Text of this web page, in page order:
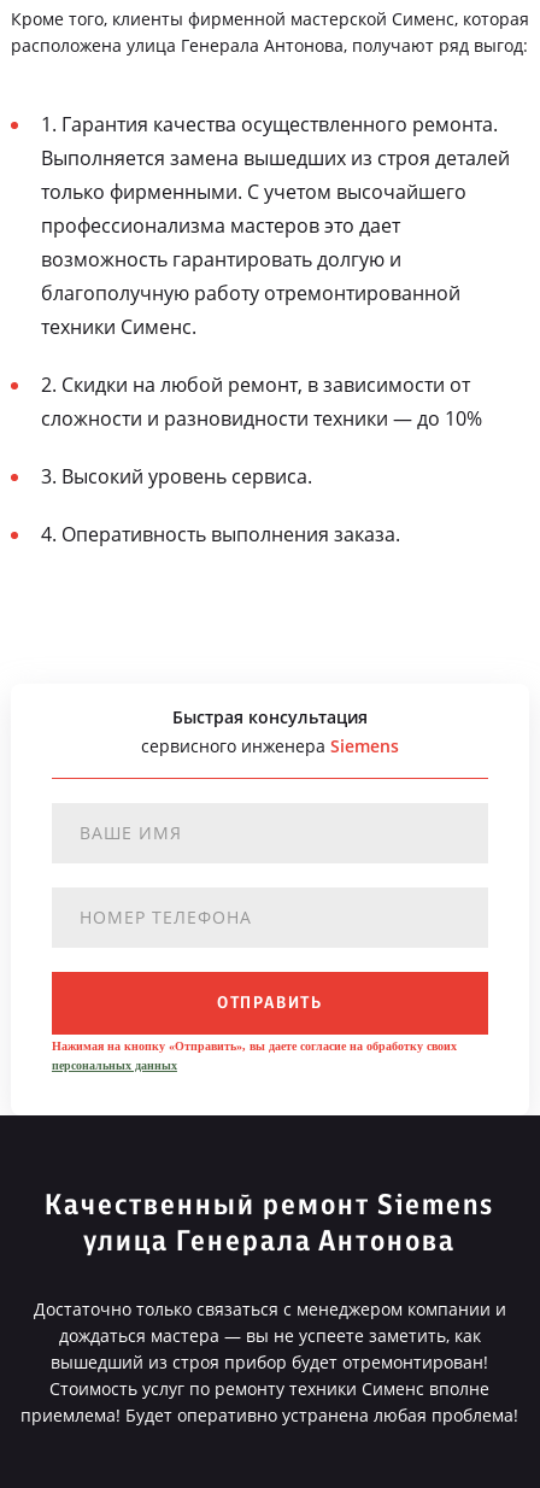
Кроме того, клиенты фирменной мастерской Сименс, которая
расположена улица Генерала Антонова, получают ряд выгод:
1. Гарантия качества осуществленного ремонта.
Выполняется замена вышедших из строя деталей
только фирменными. С учетом высочайшего
профессионализма мастеров это дает
возможность гарантировать долгую и
благополучную работу отремонтированной
техники Сименс.
2. Скидки на любой ремонт, в зависимости от
сложности и разновидности техники — до 10%
3. Высокий уровень сервиса.
4. Оперативность выполнения заказа.
Быстрая консультация
сервисного инженера Siemens
ОТПРАВИТЬ
Нажимая на кнопку «Отправить», вы даете согласие на обработку своих
персональных данных
Качественный ремонт Siemens
улица Генерала Антонова
Достаточно только связаться с менеджером компании и
дождаться мастера — вы не успеете заметить, как
вышедший из строя прибор будет отремонтирован!
Стоимость услуг по ремонту техники Сименс вполне
приемлема! Будет оперативно устранена любая проблема!